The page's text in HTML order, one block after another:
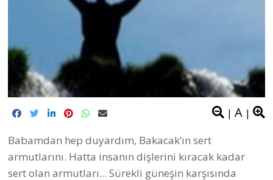
| A |
Babamdan hep duyardım, Bakacak’ın sert
armutlarını. Hatta insanın dişlerini kıracak kadar
sert olan armutları... Sürekli güneşin karşısında